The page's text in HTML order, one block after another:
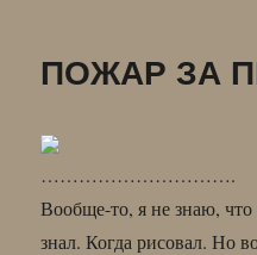
ПОЖАР ЗА
………………………….
Вообще-то, я не знаю,
знал. Когда рисовал. Но